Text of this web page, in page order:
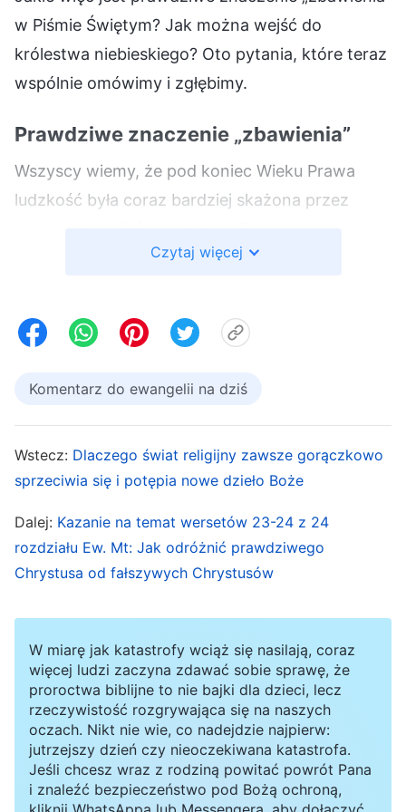
w Piśmie Świętym? Jak można wejść do
królestwa niebieskiego? Oto pytania, które teraz
wspólnie omówimy i zgłębimy.
Prawdziwe znaczenie „zbawienia”
Wszyscy wiemy, że pod koniec Wieku Prawa
ludzkość była coraz bardziej skażona przez
przykazania i popełniali coraz więcej grzechów
wystarczała, a wszyscy byli narażeni na
potępienie i skazanie na śmierć według prawa.
zstąpił na ziemię w ciele jako Pan Jezus, by
dokonać dzieła odkupienia, by dla człowieka
zostać ukrzyżowanym, by być ofiarą
[przebłagalną] za grzechy całej ludzkości i
odpuścić ludziom ich grzechy raz na zawsze. Od
tamtej pory, pod warunkiem że ktoś wierzy w
Pana Jezusa, wyznaje Mu swoje grzechy i żałuje,
Jezus udziela. To było „zbawienie ” dla ludzi
żyjących według prawa. Dlatego „zbawienie”, o
którym mówił Pan Jezus, nie jest tym, co sobie
wyobrażamy, że dopóki wierzymy w Pana
Jezusa, będziemy zbawieni raz na zawsze.
Czytaj więcej
Komentarz do ewangelii na dziś
Wstecz: Dlaczego świat religijny zawsze gorączkowo
sprzeciwia się i potępia nowe dzieło Boże
Dalej: Kazanie na temat wersetów 23-24 z 24
rozdziału Ew. Mt: Jak odróżnić prawdziwego
Chrystusa od fałszywych Chrystusów
W miarę jak katastrofy wciąż się nasilają, coraz
więcej ludzi zaczyna zdawać sobie sprawę, że
proroctwa biblijne to nie bajki dla dzieci, lecz
rzeczywistość rozgrywająca się na naszych
oczach. Nikt nie wie, co nadejdzie najpierw:
jutrzejszy dzień czy nieoczekiwana katastrofa.
Jeśli chcesz wraz z rodziną powitać powrót Pana
i znaleźć bezpieczeństwo pod Bożą ochroną,